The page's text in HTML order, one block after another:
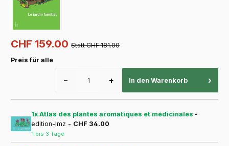
CHF 159.00 Statt CHF 181.00
Preis für alle
− + In den Warenkorb ›
1x Atlas des plantes aromatiques et médicinales -
edition-lmz - CHF 34.00
1 bis 3 Tage